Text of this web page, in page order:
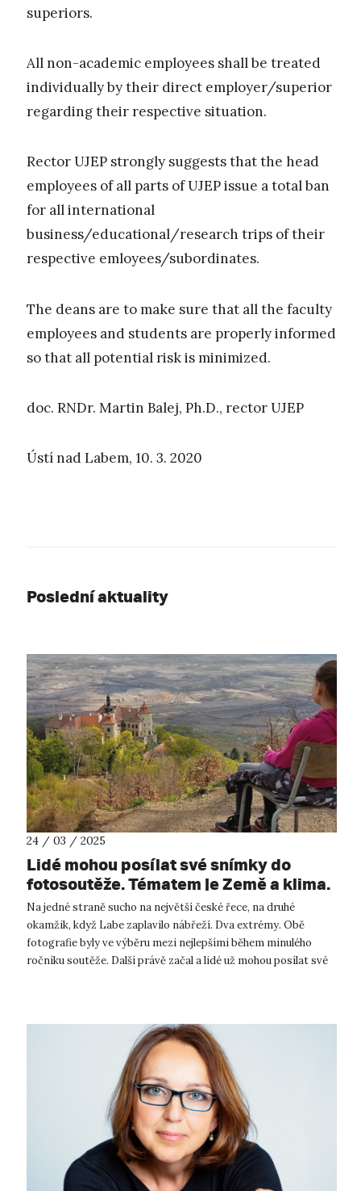
superiors.
All non-academic employees shall be treated
individually by their direct employer/superior
regarding their respective situation.
Rector UJEP strongly suggests that the head
employees of all parts of UJEP issue a total ban
for all international
business/educational/research trips of their
respective emloyees/subordinates.
The deans are to make sure that all the faculty
employees and students are properly informed
so that all potential risk is minimized.
doc. RNDr. Martin Balej, Ph.D., rector UJEP
Ústí nad Labem, 10. 3. 2020
Poslední aktuality
24 / 03 / 2025
Lidé mohou posílat své snímky do
fotosoutěže. Tématem je Země a klima.
Z nejlepších vznikne na UJEP výstava
Na jedné straně sucho na největší české řece, na druhé
okamžik, když Labe zaplavilo nábřeží. Dva extrémy. Obě
fotografie byly ve výběru mezi nejlepšími během minulého
ročníku soutěže. Další právě začal a lidé už mohou posílat své